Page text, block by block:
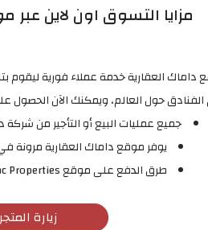
مزايا التسوق اون لاين عبر
داماك العقارية خدمة عملاء فورية ليقوم
جميع عمليات البيع أو التأجير من شركة
يوفر موقع داماك العقارية مرونة
طرق الدفع على موقع Damac Properties الاردن متعددة وآمنة.
زيارة المتجر